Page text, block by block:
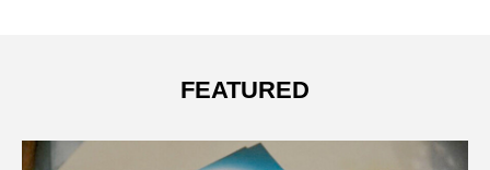
FEATURED